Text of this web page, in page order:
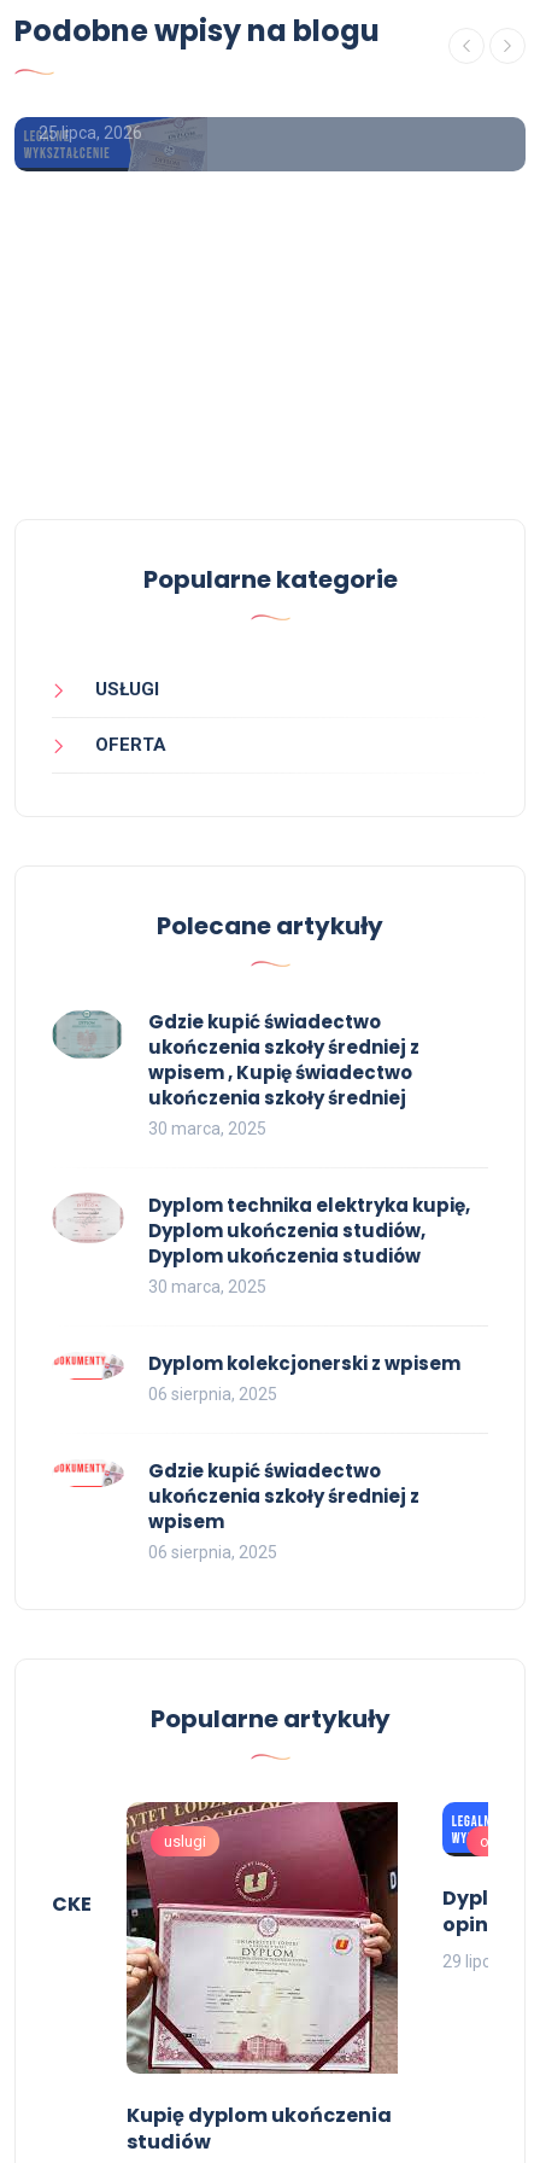
Podobne wpisy na blogu
USŁUGI
Kup dyplom magistra legalnie
25 lipca, 2026
Popularne kategorie
USŁUGI
OFERTA
Polecane artykuły
Gdzie kupić świadectwo
ukończenia szkoły średniej z
wpisem , Kupię świadectwo
ukończenia szkoły średniej
30 marca, 2025
Dyplom technika elektryka kupię,
Dyplom ukończenia studiów,
Dyplom ukończenia studiów
30 marca, 2025
Dyplom kolekcjonerski z wpisem
06 sierpnia, 2025
Gdzie kupić świadectwo
ukończenia szkoły średniej z
wpisem
06 sierpnia, 2025
Popularne artykuły
CKE
uslugi
Kupię dyplom ukończenia
studiów
oferta
opinie
29 lipca,